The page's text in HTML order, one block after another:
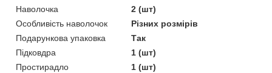
Наволочка
2 (шт)
Особливість наволочок
Різних розмірів
Подарункова упаковка
Так
Підковдра
1 (шт)
Простирадло
1 (шт)